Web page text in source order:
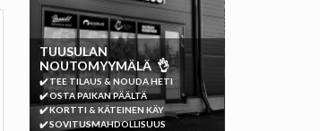
TUUSULAN
NOUTOMYYMÄLÄ 👌
✔️ TEE TILAUS & NOUDA HETI
✔️ OSTA PAIKAN PÄÄLTÄ
✔️ KORTTI & KÄTEINEN KÄY
✔️ SOVITUSMAHDOLLISUUS